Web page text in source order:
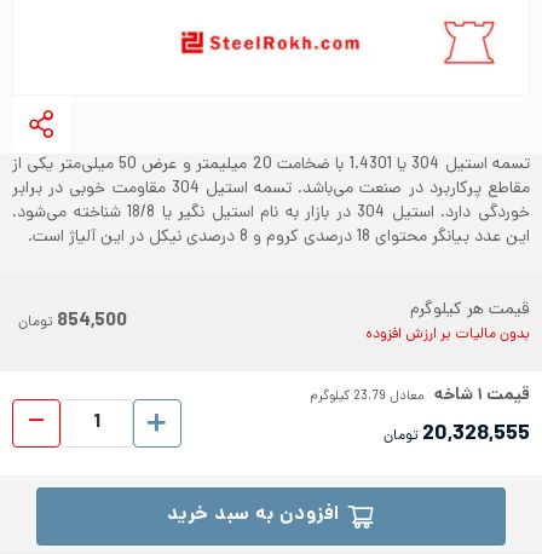
تسمه استیل 304 یا 1.4301 با ضخامت 20 میلیمتر و عرض 50 میلی‌متر یکی از
مقاطع پرکاربرد در صنعت می‌باشد. تسمه استیل 304 مقاومت خوبی در برابر
خوردگی دارد. استیل 304 در بازار به نام استیل نگیر یا 18/8 شناخته می‌شود.
این عدد بیانگر محتوای 18 درصدی کروم و 8 درصدی نیکل در این آلیاژ است.
قیمت هر کیلوگرم
بدون مالیات بر ارزش افزوده 854,500 تومان
قیمت ۱شاخه معادل 23.79 کیلوگرم
20,328,555 تومان
افزودن به سبد خرید